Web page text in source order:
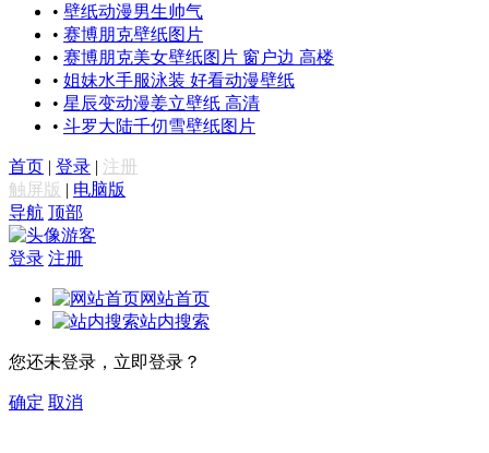
• 壁纸动漫男生帅气
• 赛博朋克壁纸图片
• 赛博朋克美女壁纸图片 窗户边 高楼
• 姐妹水手服泳装 好看动漫壁纸
• 星辰变动漫姜立壁纸 高清
• 斗罗大陆千仞雪壁纸图片
首页 | 登录 | 注册
触屏版 | 电脑版
导航 顶部
游客
登录 注册
网站首页
站内搜索
您还未登录，立即登录？
确定 取消